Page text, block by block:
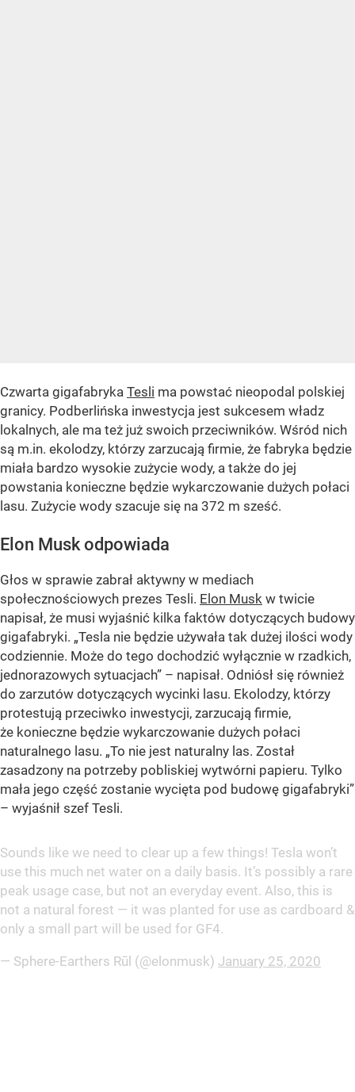
Czwarta gigafabryka Tesli ma powstać nieopodal polskiej
granicy. Podberlińska inwestycja jest sukcesem władz
lokalnych, ale ma też już swoich przeciwników. Wśród nich
są m.in. ekolodzy, którzy zarzucają firmie, że fabryka będzie
miała bardzo wysokie zużycie wody, a także do jej
powstania konieczne będzie wykarczowanie dużych połaci
lasu. Zużycie wody szacuje się na 372 m sześć.
Elon Musk odpowiada
Głos w sprawie zabrał aktywny w mediach
społecznościowych prezes Tesli. Elon Musk w twicie
napisał, że musi wyjaśnić kilka faktów dotyczących budowy
gigafabryki. „Tesla nie będzie używała tak dużej ilości wody
codziennie. Może do tego dochodzić wyłącznie w rzadkich,
jednorazowych sytuacjach” – napisał. Odniósł się również
do zarzutów dotyczących wycinki lasu. Ekolodzy, którzy
protestują przeciwko inwestycji, zarzucają firmie,
że konieczne będzie wykarczowanie dużych połaci
naturalnego lasu. „To nie jest naturalny las. Został
zasadzony na potrzeby pobliskiej wytwórni papieru. Tylko
mała jego część zostanie wycięta pod budowę gigafabryki”
– wyjaśnił szef Tesli.
Sounds like we need to clear up a few things! Tesla won’t
use this much net water on a daily basis. It’s possibly a rare
peak usage case, but not an everyday event. Also, this is
not a natural forest — it was planted for use as cardboard &
only a small part will be used for GF4.
— Sphere-Earthers Rūl (@elonmusk) January 25, 2020